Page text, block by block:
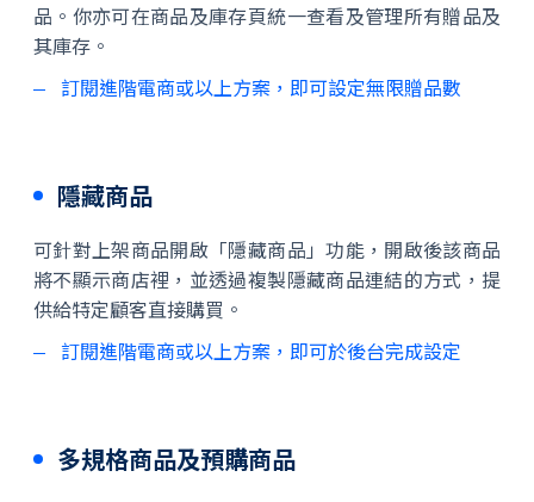
品。你亦可在商品及庫存頁統一查看及管理所有贈品及
其庫存。
訂閱進階電商或以上方案，即可設定無限贈品數
隱藏商品
可針對上架商品開啟「隱藏商品」功能，開啟後該商品
將不顯示商店裡，並透過複製隱藏商品連結的方式，提
供給特定顧客直接購買。
訂閱進階電商或以上方案，即可於後台完成設定
多規格商品及預購商品